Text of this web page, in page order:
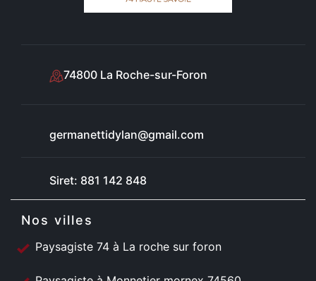
74800 La Roche-sur-Foron
germanettidylan@gmail.com
Siret: 881 142 848
Nos villes
Paysagiste 74 à La roche sur foron